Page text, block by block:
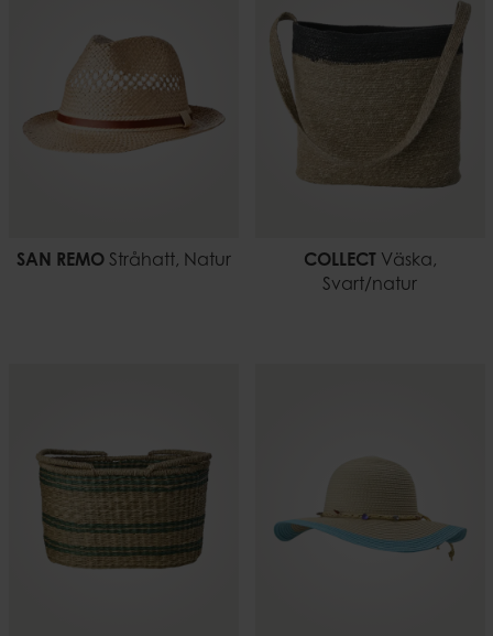
SAN REMOStråhatt, Natur COLLECT Väska,
Svart/natur